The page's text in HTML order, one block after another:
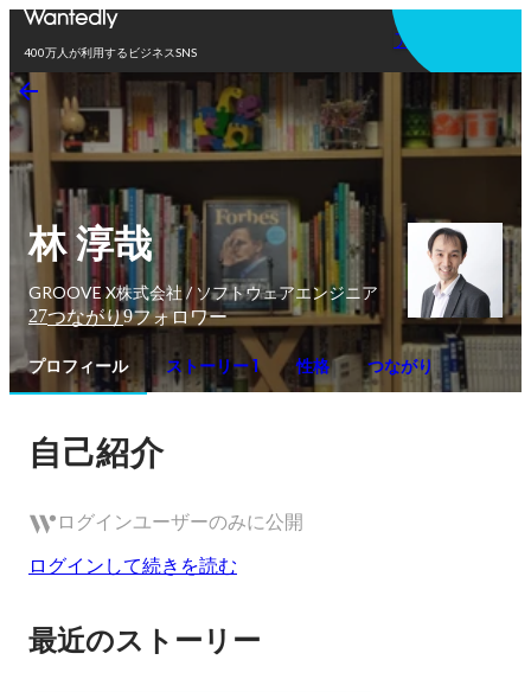
400万人が利用するビジネスSNS
アプリを使う
林 淳哉
GROOVE X株式会社 / ソフトウェアエンジニア
27つながり9フォロワー
プロフィール ストーリー 1 性格 つながり
自己紹介
ログインユーザーのみに公開
ログインして続きを読む
最近のストーリー